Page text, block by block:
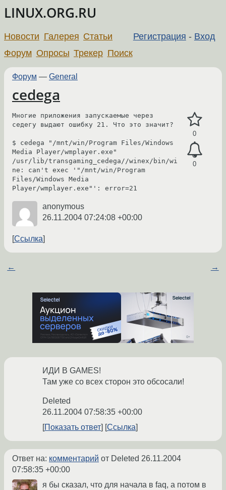
LINUX.ORG.RU
Регистрация - Вход
Новости Галерея Статьи
Форум Опросы Трекер Поиск
Форум — General
cedega
0
0
Многие приложения запускаемые через
седегу выдают ошибку 21. Что это значит?
$ cedega "/mnt/win/Program Files/Windows
Media Player/wmplayer.exe"
/usr/lib/transgaming_cedega//winex/bin/wi
ne: can't exec '"/mnt/win/Program
Files/Windows Media
anonymous
26.11.2004 07:24:08 +00:00
Ссылка
← →
ИДИ В GAMES!
Там уже со всех сторон это обсосали!
Deleted
26.11.2004 07:58:35 +00:00
Показать ответ
Ссылка
Ответ на: комментарий от Deleted 26.11.2004
07:58:35 +00:00
я бы сказал, что для начала в faq, а потом в